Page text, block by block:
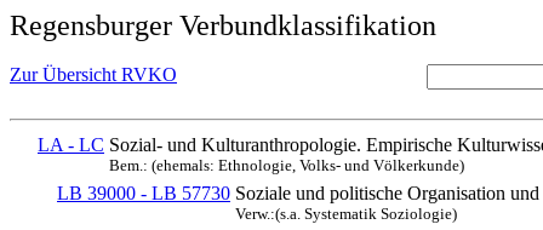
Regensburger Verbundklassifikation
Zur Übersicht RVKO
LA - LC Sozial- und Kulturanthropologie. Empirische
Bem.: (ehemals: Ethnologie, Volks- und Völkerkunde)
LB 39000 - LB 57730 Soziale und politische Organisation
Verw.:(s.a. Systematik Soziologie)